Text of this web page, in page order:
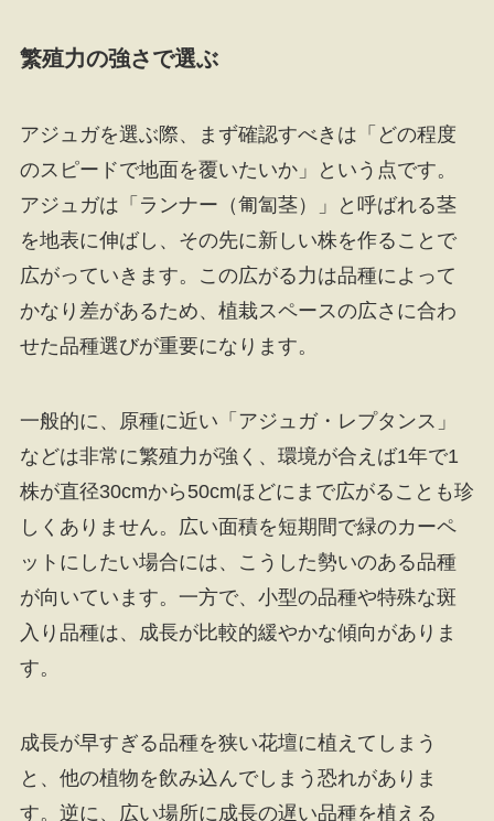
繁殖力の強さで選ぶ
アジュガを選ぶ際、まず確認すべきは「どの程度
のスピードで地面を覆いたいか」という点です。
アジュガは「ランナー（匍匐茎）」と呼ばれる茎
を地表に伸ばし、その先に新しい株を作ることで
広がっていきます。この広がる力は品種によって
かなり差があるため、植栽スペースの広さに合わ
せた品種選びが重要になります。
一般的に、原種に近い「アジュガ・レプタンス」
などは非常に繁殖力が強く、環境が合えば1年で1
株が直径30cmから50cmほどにまで広がることも珍
しくありません。広い面積を短期間で緑のカーペ
ットにしたい場合には、こうした勢いのある品種
が向いています。一方で、小型の品種や特殊な斑
入り品種は、成長が比較的緩やかな傾向がありま
す。
成長が早すぎる品種を狭い花壇に植えてしまう
と、他の植物を飲み込んでしまう恐れがありま
す。逆に、広い場所に成長の遅い品種を植える